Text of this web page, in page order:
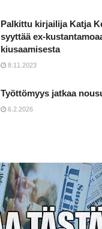
Palkittu kirjailija Katja
syyttää ex-
kiusaamisesta
8.11.2023
Työttömyys jatkaa
6.2.2026